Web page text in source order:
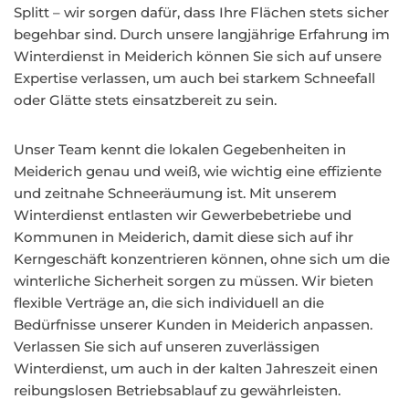
Splitt – wir sorgen dafür, dass Ihre Flächen stets sicher
begehbar sind. Durch unsere langjährige Erfahrung im
Winterdienst in Meiderich können Sie sich auf unsere
Expertise verlassen, um auch bei starkem Schneefall
oder Glätte stets einsatzbereit zu sein.
Unser Team kennt die lokalen Gegebenheiten in
Meiderich genau und weiß, wie wichtig eine effiziente
und zeitnahe Schneeräumung ist. Mit unserem
Winterdienst entlasten wir Gewerbebetriebe und
Kommunen in Meiderich, damit diese sich auf ihr
Kerngeschäft konzentrieren können, ohne sich um die
winterliche Sicherheit sorgen zu müssen. Wir bieten
flexible Verträge an, die sich individuell an die
Bedürfnisse unserer Kunden in Meiderich anpassen.
Verlassen Sie sich auf unseren zuverlässigen
Winterdienst, um auch in der kalten Jahreszeit einen
reibungslosen Betriebsablauf zu gewährleisten.